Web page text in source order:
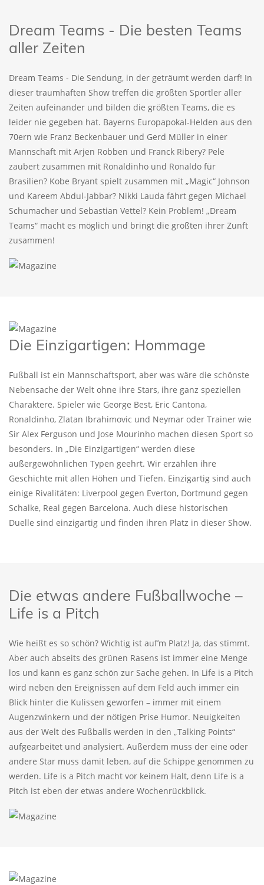
Dream Teams - Die besten Teams
aller Zeiten
Dream Teams - Die Sendung, in der geträumt werden darf! In
dieser traumhaften Show treffen die größten Sportler aller
Zeiten aufeinander und bilden die größten Teams, die es
leider nie gegeben hat. Bayerns Europapokal-Helden aus den
70ern wie Franz Beckenbauer und Gerd Müller in einer
Mannschaft mit Arjen Robben und Franck Ribery? Pele
zaubert zusammen mit Ronaldinho und Ronaldo für
Brasilien? Kobe Bryant spielt zusammen mit „Magic“ Johnson
und Kareem Abdul-Jabbar? Nikki Lauda fährt gegen Michael
Schumacher und Sebastian Vettel? Kein Problem! „Dream
Teams“ macht es möglich und bringt die größten ihrer Zunft
zusammen!
Die Einzigartigen: Hommage
Fußball ist ein Mannschaftsport, aber was wäre die schönste
Nebensache der Welt ohne ihre Stars, ihre ganz speziellen
Charaktere. Spieler wie George Best, Eric Cantona,
Ronaldinho, Zlatan Ibrahimovic und Neymar oder Trainer wie
Sir Alex Ferguson und Jose Mourinho machen diesen Sport so
besonders. In „Die Einzigartigen“ werden diese
außergewöhnlichen Typen geehrt. Wir erzählen ihre
Geschichte mit allen Höhen und Tiefen. Einzigartig sind auch
einige Rivalitäten: Liverpool gegen Everton, Dortmund gegen
Schalke, Real gegen Barcelona. Auch diese historischen
Duelle sind einzigartig und finden ihren Platz in dieser Show.
Die etwas andere Fußballwoche –
Life is a Pitch
Wie heißt es so schön? Wichtig ist auf’m Platz! Ja, das stimmt.
Aber auch abseits des grünen Rasens ist immer eine Menge
los und kann es ganz schön zur Sache gehen. In Life is a Pitch
wird neben den Ereignissen auf dem Feld auch immer ein
Blick hinter die Kulissen geworfen – immer mit einem
Augenzwinkern und der nötigen Prise Humor. Neuigkeiten
aus der Welt des Fußballs werden in den „Talking Points“
aufgearbeitet und analysiert. Außerdem muss der eine oder
andere Star muss damit leben, auf die Schippe genommen zu
werden. Life is a Pitch macht vor keinem Halt, denn Life is a
Pitch ist eben der etwas andere Wochenrückblick.